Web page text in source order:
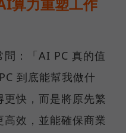
：「AI PC 真的值
到底能幫我做什
快，而是將原先繁
效，並能確保商業